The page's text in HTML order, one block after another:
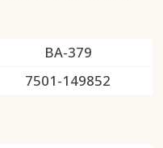
BA-379
7501-149852